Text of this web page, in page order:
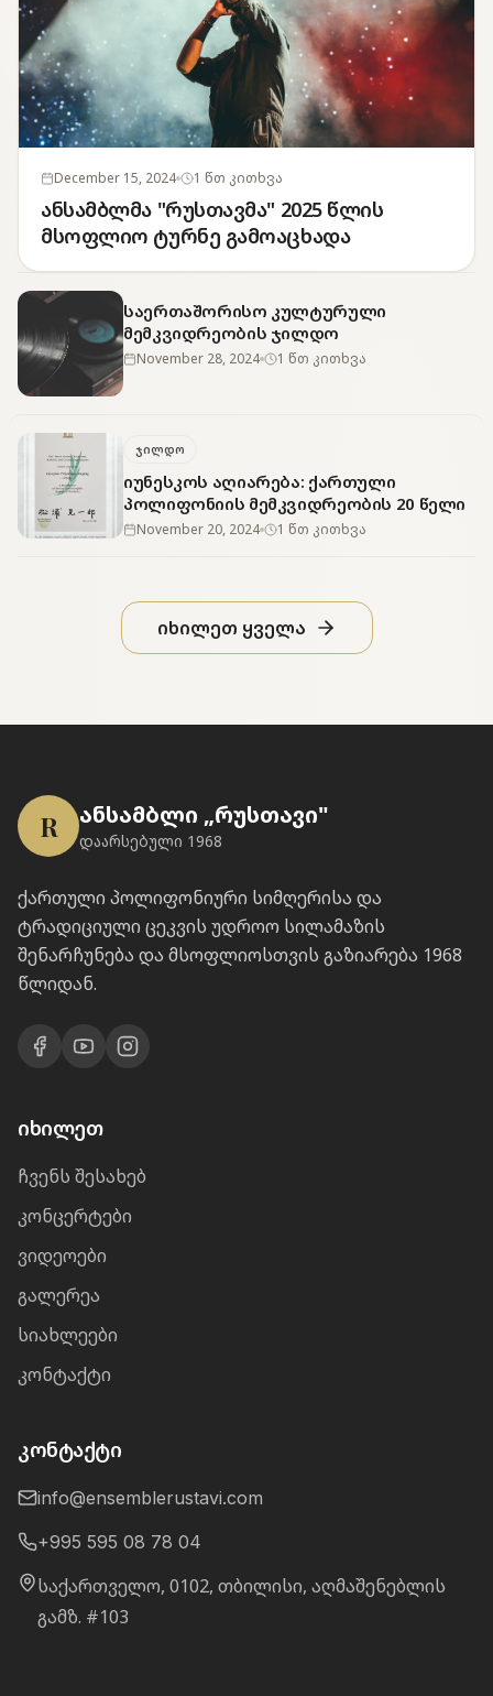
December 15, 2024 1 წთ კითხვა
ანსამბლმა "რუსთავმა" 2025 წლის
მსოფლიო ტურნე გამოაცხადა
საერთაშორისო კულტურული
მემკვიდრეობის ჯილდო
November 28, 2024 1 წთ კითხვა
ჯილდო
იუნესკოს აღიარება: ქართული
პოლიფონიის მემკვიდრეობის 20 წელი
November 20, 2024 1 წთ კითხვა
იხილეთ ყველა
R ანსამბლი „რუსთავი"
დაარსებული 1968
ქართული პოლიფონიური სიმღერისა და
ტრადიციული ცეკვის უდროო სილამაზის
შენარჩუნება და მსოფლიოსთვის გაზიარება 1968
წლიდან.
იხილეთ
ჩვენს შესახებ
კონცერტები
ვიდეოები
გალერეა
სიახლეები
კონტაქტი
კონტაქტი
info@ensemblerustavi.com
+995 595 08 78 04
საქართველო, 0102, თბილისი, აღმაშენებლის
გამზ. #103